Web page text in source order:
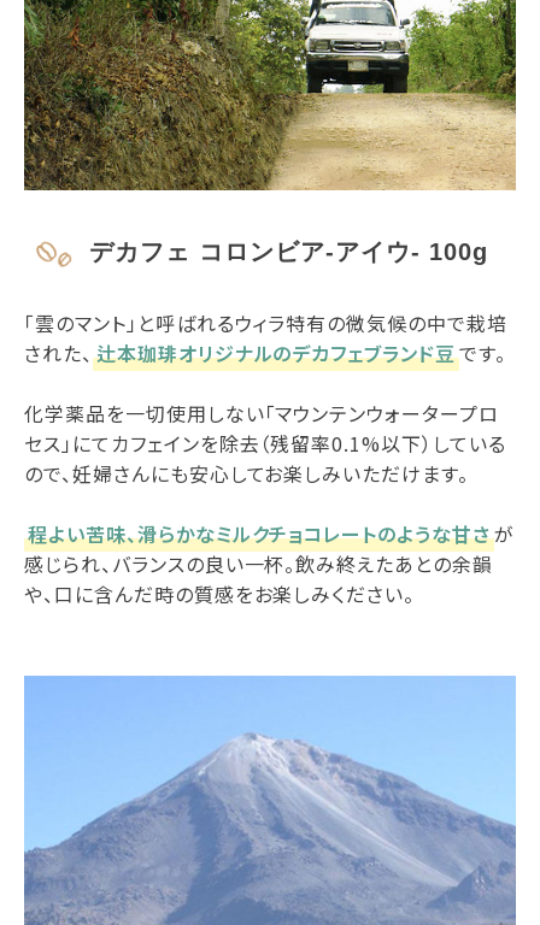
デカフェ コロンビア-アイウ- 100g
「雲のマント」と呼ばれるウィラ特有の微気候の中で栽培
された、 辻本珈琲オリジナルのデカフェブランド豆です。
化学薬品を一切使用しない「マウンテンウォータープロ
セス」にてカフェインを除去（残留率0.1%以下）している
ので、妊婦さんにも安心してお楽しみいただけます。
程よい苦味、滑らかなミルクチョコレートのような甘さが
感じられ、バランスの良い一杯。飲み終えたあとの余韻
や、口に含んだ時の質感をお楽しみください。